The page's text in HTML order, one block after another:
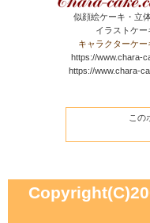
似顔絵ケーキ・立
イラストケー
キャラクターケー
https://www.chara-
https://www.chara-
この